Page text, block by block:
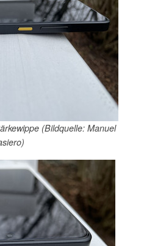
(Bildquelle: Manuel